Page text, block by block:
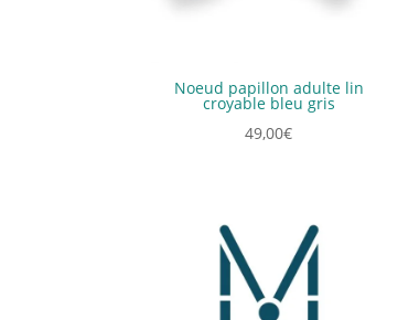
Noeud papillon adulte lin
croyable bleu gris
49,00€